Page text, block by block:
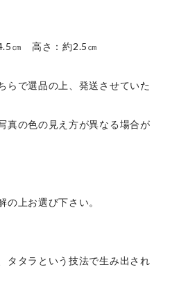
㎝ 高さ：約2.5㎝
らで選品の上、発送させていた
真の色の見え方が異なる場合が
上お選び下さい。
タタラという技法で生み出され